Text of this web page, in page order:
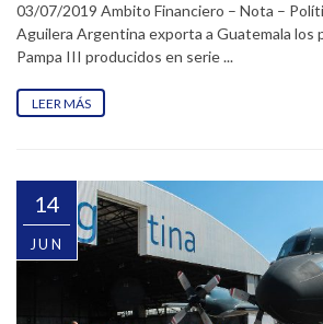
03/07/2019 Ambito Financiero – Nota –
Aguilera Argentina exporta a Guatemala los
Pampa III producidos en serie ...
LEER MÁS
14
JUN